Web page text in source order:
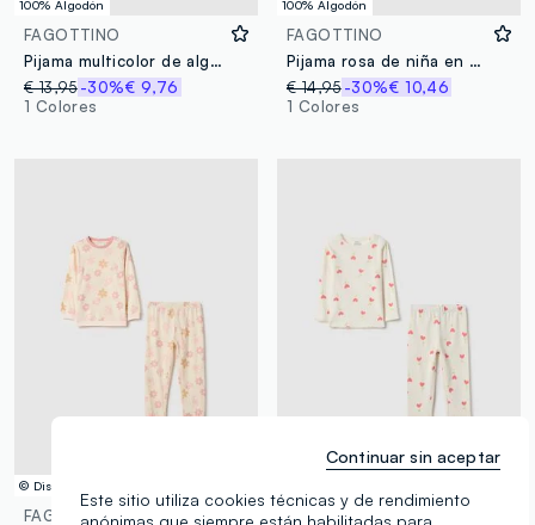
100% Algodón
FAGOTTINO
Pijama multicolor de algodón puro para bebé niña, ajuste regular, con unicornios
€ 13,95-30%€ 9,76
1 Colores
100% Algodón
FAGOTTINO
Pijama rosa de niña en algodón puro ajuste regular con diseño de cerezas
€ 14,95 -30%€ 10,46
1 Colores
© Disney
FAGOTTINO FAGOTTINO
Este sitio utiliza cookies técnicas y de rendimiento
anónimas que siempre están habilitadas para
Continuar sin aceptar